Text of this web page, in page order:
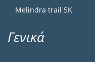
Melindra trail 5Κ
Γενικά